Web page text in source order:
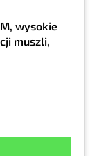
wysokie
muszli,